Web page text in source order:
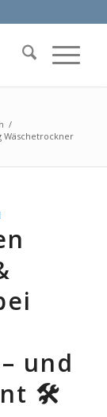
/
Wäschetrockner
und
🛠️